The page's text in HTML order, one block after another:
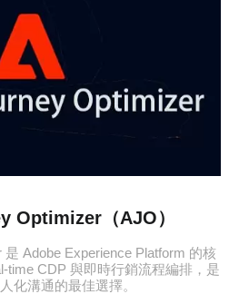
Optimizer（AJO）
Adobe Experience Platform 的核
time CDP 與即時行銷流程編排，是
化溝通的最佳選擇。